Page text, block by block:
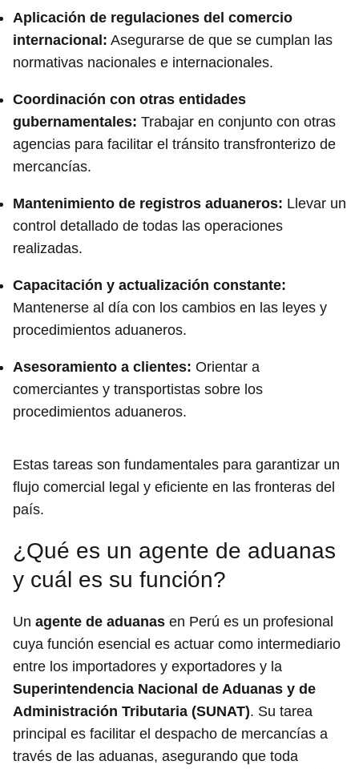
Aplicación de regulaciones del comercio
internacional: Asegurarse de que se cumplan las
normativas nacionales e internacionales.
Coordinación con otras entidades
gubernamentales: Trabajar en conjunto con otras
agencias para facilitar el tránsito transfronterizo de
mercancías.
Mantenimiento de registros aduaneros: Llevar un
control detallado de todas las operaciones
realizadas.
Capacitación y actualización constante:
Mantenerse al día con los cambios en las leyes y
procedimientos aduaneros.
Asesoramiento a clientes: Orientar a
comerciantes y transportistas sobre los
procedimientos aduaneros.
Estas tareas son fundamentales para garantizar un
flujo comercial legal y eficiente en las fronteras del
país.
¿Qué es un agente de aduanas
y cuál es su función?
Un agente de aduanas en Perú es un profesional
cuya función esencial es actuar como intermediario
entre los importadores y exportadores y la
Superintendencia Nacional de Aduanas y de
Administración Tributaria (SUNAT). Su tarea
principal es facilitar el despacho de mercancías a
través de las aduanas, asegurando que toda